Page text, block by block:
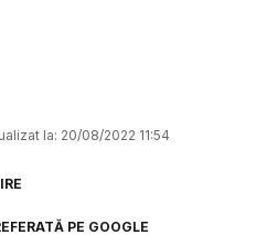
la: 20/08/2022 11:54
PE GOOGLE